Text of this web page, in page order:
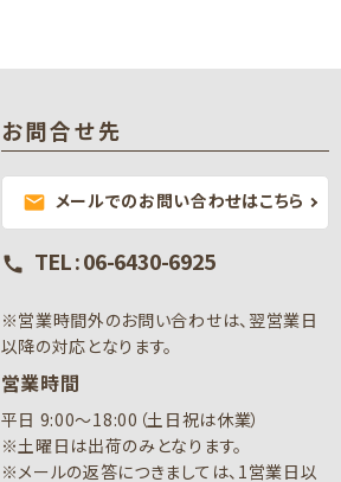
お問合せ先
mail メールでのお問い合わせはこちら
call TEL : 06-6430-6925
※営業時間外のお問い合わせは、翌営業日
以降の対応となります。
営業時間
平日 9:00～18:00（土日祝は休業）
※土曜日は出荷のみとなります。
※メールの返答につきましては、1営業日以